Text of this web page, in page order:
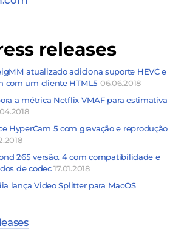
releases
atualizado adiciona suporte HEVC e
com um cliente HTML5 06.06.2018
a métrica Netflix VMAF para estimativa
HyperCam 5 com gravação e reprodução
265 versão. 4 com compatibilidade e
de codec17.01.2018
lança Video Splitter para MacOS